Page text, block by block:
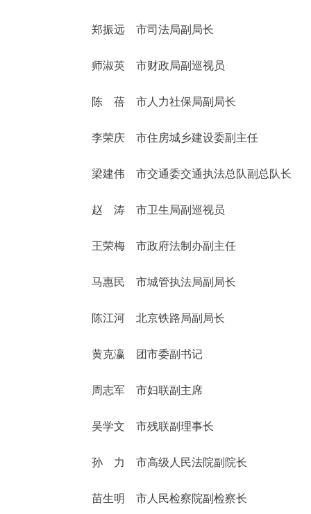
郑振远 市司法局副局长
师淑英 市财政局副巡视员
陈 蓓 市人力社保局副局长
李荣庆 市住房城乡建设委副主任
梁建伟 市交通委交通执法总队副总队长
赵 涛 市卫生局副巡视员
王荣梅 市政府法制办副主任
马惠民 市城管执法局副局长
陈江河 北京铁路局副局长
黄克瀛 团市委副书记
周志军 市妇联副主席
吴学文 市残联副理事长
孙 力 市高级人民法院副院长
苗生明 市人民检察院副检察长